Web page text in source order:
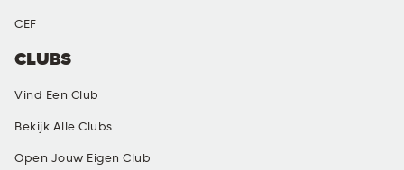
CLUBS
Vind Een Club
Bekijk Alle Clubs
Open Jouw Eigen Club
CEF